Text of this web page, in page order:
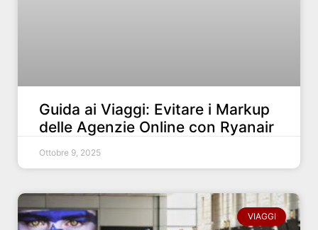
Guida ai Viaggi: Evitare i Markup
delle Agenzie Online con Ryanair
Ottobre 9, 2025
VIAGGI